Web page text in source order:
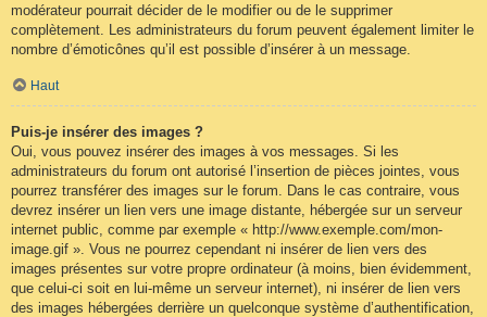
modérateur pourrait décider de le modifier ou de le supprimer
complètement. Les administrateurs du forum peuvent également limiter le
nombre d’émoticônes qu’il est possible d’insérer à un message.
Haut
Puis-je insérer des images ?
Oui, vous pouvez insérer des images à vos messages. Si les
administrateurs du forum ont autorisé l’insertion de pièces jointes, vous
pourrez transférer des images sur le forum. Dans le cas contraire, vous
devrez insérer un lien vers une image distante, hébergée sur un serveur
internet public, comme par exemple « http://www.exemple.com/mon-
image.gif ». Vous ne pourrez cependant ni insérer de lien vers des
images présentes sur votre propre ordinateur (à moins, bien évidemment,
que celui-ci soit en lui-même un serveur internet), ni insérer de lien vers
des images hébergées derrière un quelconque système d’authentification,